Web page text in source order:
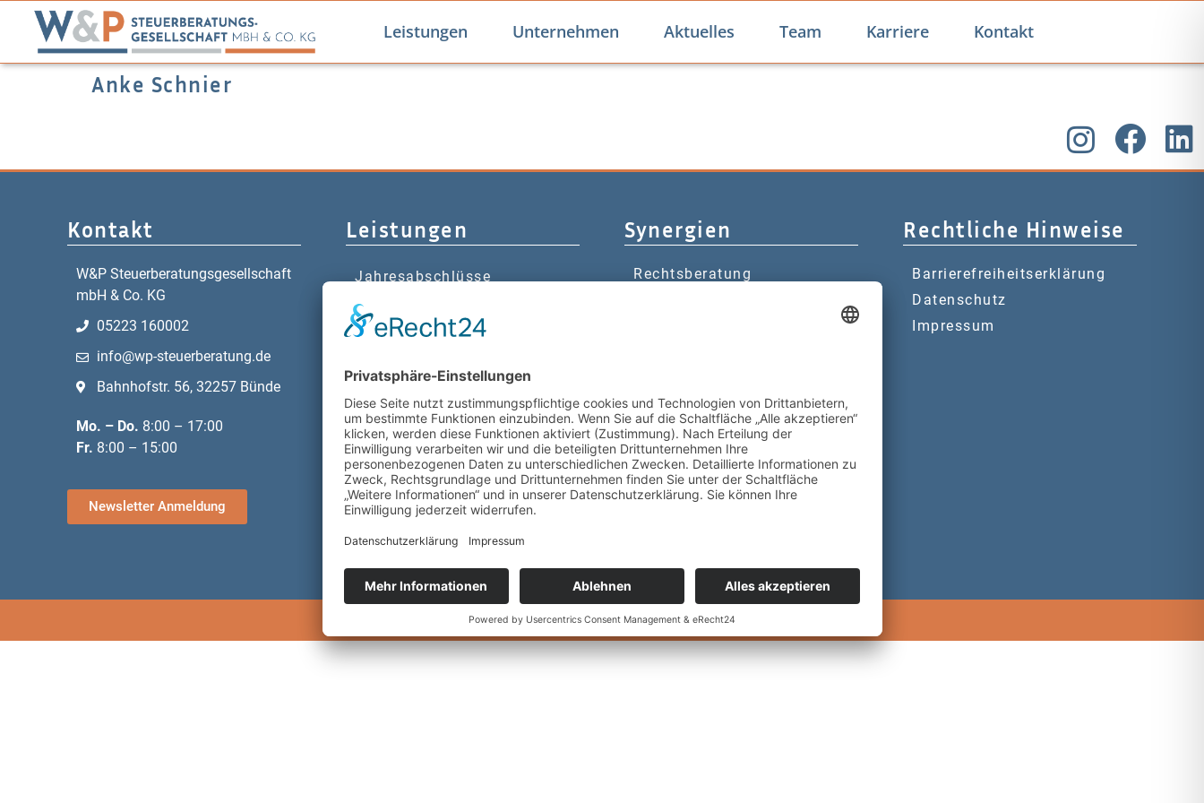
Leistungen Unternehmen Aktuelles Team Karriere Kontakt
Anke Schnier
Kontakt
W&P Steuerberatungsgesellschaft
mbH & Co. KG
05223 160002
info@wp-steuerberatung.de
Bahnhofstr. 56, 32257 Bünde
Mo. – Do. 8:00 – 17:00
Fr. 8:00 – 15:00
Newsletter Anmeldung
Leistungen
Jahresabschlüsse
Digitalisierung
Steuererklärungen
Buchhaltung
Schenken & Erben
Nachfolgeberatung
Tankstellenberatung
Unternehmensberatung
Due Diligence
Synergien
Rechtsberatung
Rechtliche Hinweise
Barrierefreiheitserklärung
Datenschutz
Impressum
© 2026 W & P